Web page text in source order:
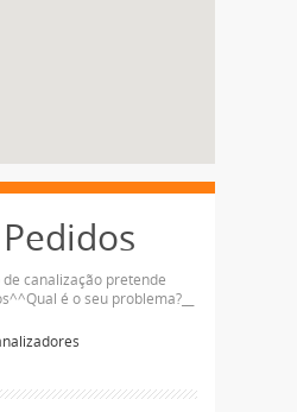
canalização pretende
é o seu problema?__